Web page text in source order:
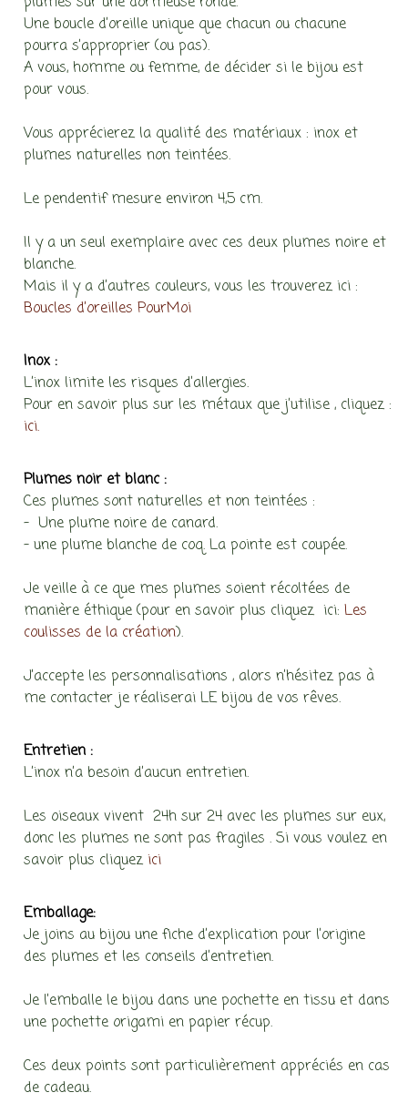
Une boucle d’oreille unique que chacun ou chacune
pourra s’approprier (ou pas).
A vous, homme ou femme, de décider si le bijou est
pour vous.
Vous apprécierez la qualité des matériaux : inox et
plumes naturelles non teintées.
Le pendentif mesure environ 4,5 cm.
Il y a un seul exemplaire avec ces deux plumes noire et
blanche.
Mais il y a d’autres couleurs, vous les trouverez ici :
Boucles d’oreilles PourMoi
Inox :
L’inox limite les risques d’allergies.
Pour en savoir plus sur les métaux que j’utilise , cliquez :
ici.
Plumes noir et blanc :
Ces plumes sont naturelles et non teintées :
– Une plume noire de canard.
– une plume blanche de coq. La pointe est coupée.
Je veille à ce que mes plumes soient récoltées de
manière éthique (pour en savoir plus cliquez ici:Les
coulisses de la création).
J’accepte les personnalisations , alors n’hésitez pas à
me contacter je réaliserai LE bijou de vos rêves.
Entretien :
L’inox n’a besoin d’aucun entretien.
Les oiseaux vivent 24h sur 24 avec les plumes sur eux,
donc les plumes ne sont pas fragiles . Si vous voulez en
savoir plus cliquez ici
Emballage:
Je joins au bijou une fiche d’explication pour l’origine
des plumes et les conseils d’entretien.
Je l’emballe le bijou dans une pochette en tissu et dans
une pochette origami en papier récup.
Ces deux points sont particulièrement appréciés en cas
de cadeau.